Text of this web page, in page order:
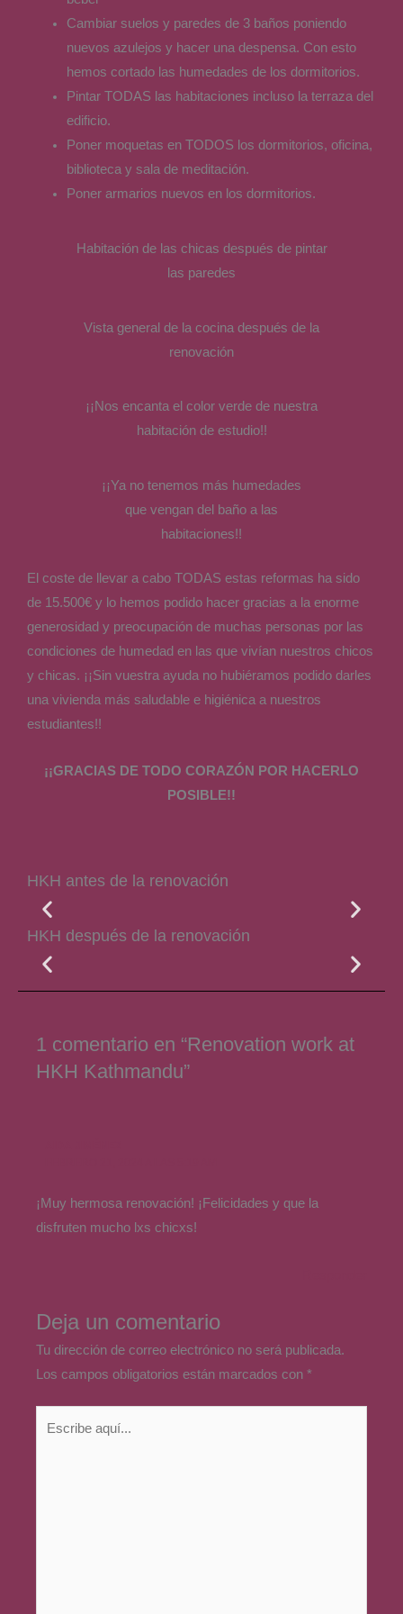
Cambiar suelos y paredes de 3 baños poniendo
nuevos azulejos y hacer una despensa. Con esto
hemos cortado las humedades de los dormitorios.
Pintar TODAS las habitaciones incluso la terraza del
edificio.
Poner moquetas en TODOS los dormitorios, oficina,
biblioteca y sala de meditación.
Poner armarios nuevos en los dormitorios.
Habitación de las chicas después de pintar
las paredes
Vista general de la cocina después de la
renovación
¡¡Nos encanta el color verde de nuestra
habitación de estudio!!
¡¡Ya no tenemos más humedades
que vengan del baño a las
habitaciones!!
El coste de llevar a cabo TODAS estas reformas ha sido
de 15.500€ y lo hemos podido hacer gracias a la enorme
generosidad y preocupación de muchas personas por las
condiciones de humedad en las que vivían nuestros chicos
y chicas. ¡¡Sin vuestra ayuda no hubiéramos podido darles
una vivienda más saludable e higiénica a nuestros
estudiantes!!
¡¡GRACIAS DE TODO CORAZÓN POR HACERLO
POSIBLE!!
HKH antes de la renovación
Previous Next
HKH después de la renovación
Previous Next
1 comentario en “Renovation work at
HKH Kathmandu”
¡Muy hermosa renovación! ¡Felicidades y que la
disfruten mucho lxs chicxs!
Deja un comentario
Tu dirección de correo electrónico no será publicada.
Los campos obligatorios están marcados con *